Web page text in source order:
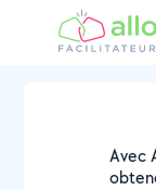
Avec